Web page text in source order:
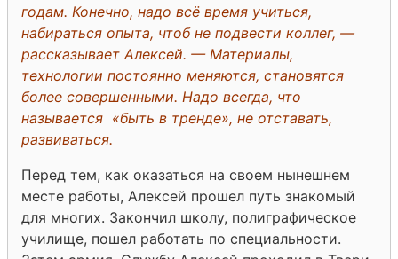
годам. Конечно, надо всё время учиться,
набираться опыта, чтоб не подвести коллег, —
рассказывает Алексей. — Материалы,
технологии постоянно меняются, становятся
более совершенными. Надо всегда, что
называется «быть в тренде», не отставать,
развиваться.
Перед тем, как оказаться на своем нынешнем
месте работы, Алексей прошел путь знакомый
для многих. Закончил школу, полиграфическое
училище, пошел работать по специальности.